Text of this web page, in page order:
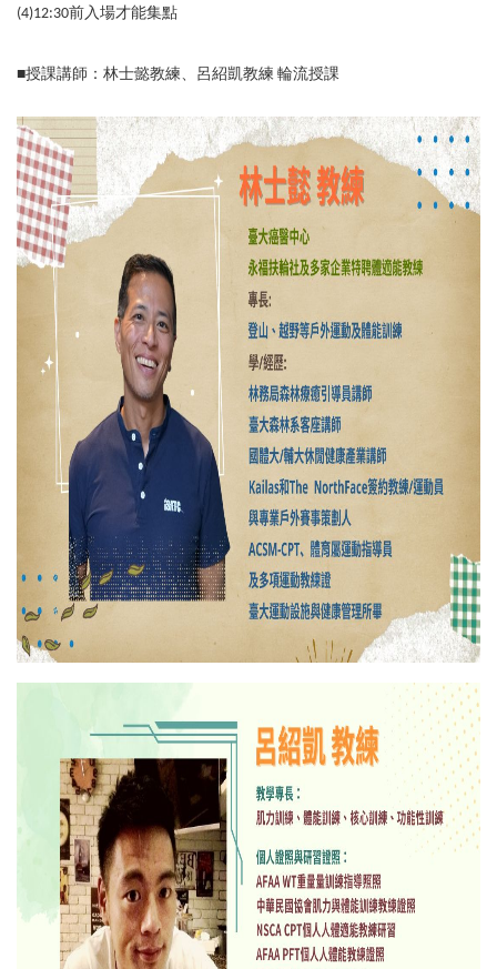
(4)12:30前入場才能集點
■授課講師：林士懿教練、呂紹凱教練 輪流授課